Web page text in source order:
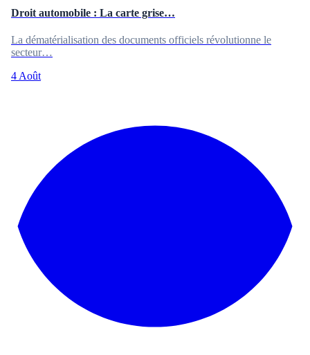
Droit automobile : La carte grise…
La dématérialisation des documents officiels révolutionne le
secteur…
4 Août